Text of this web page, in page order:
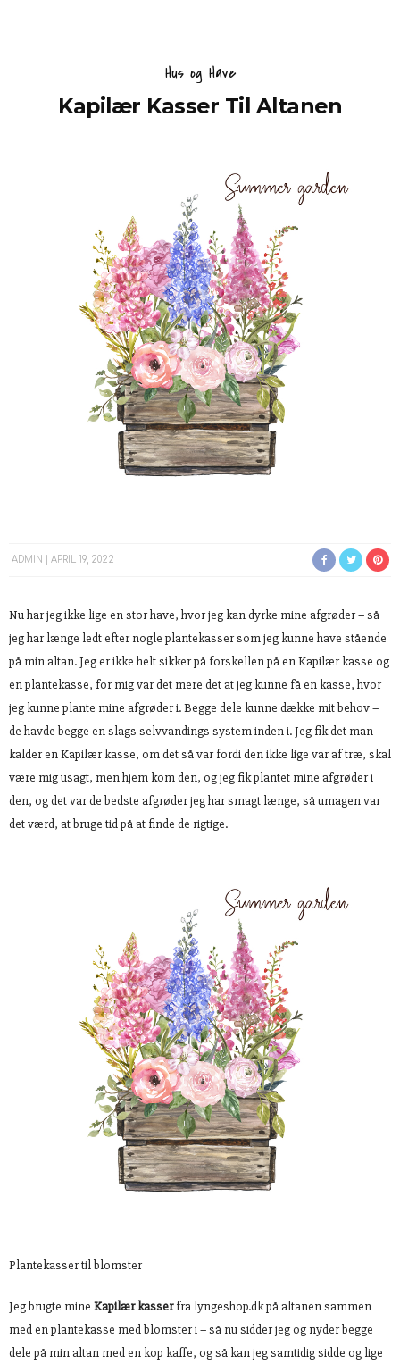
Hus og Have
Kapilær Kasser Til Altanen
ADMIN APRIL 19, 2022
Nu har jeg ikke lige en stor have, hvor jeg kan dyrke mine afgrøder – så
jeg har længe ledt efter nogle plantekasser som jeg kunne have stående
på min altan. Jeg er ikke helt sikker på forskellen på en Kapilær kasse og
en plantekasse, for mig var det mere det at jeg kunne få en kasse, hvor
jeg kunne plante mine afgrøder i. Begge dele kunne dække mit behov –
de havde begge en slags selvvandings system inden i. Jeg fik det man
kalder en Kapilær kasse, om det så var fordi den ikke lige var af træ, skal
være mig usagt, men hjem kom den, og jeg fik plantet mine afgrøder i
den, og det var de bedste afgrøder jeg har smagt længe, så umagen var
det værd, at bruge tid på at finde de rigtige.
Plantekasser til blomster
Jeg brugte mine Kapilær kasserfra lyngeshop.dk på altanen sammen
med en plantekasse med blomster i – så nu sidder jeg og nyder begge
dele på min altan med en kop kaffe, og så kan jeg samtidig sidde og lige